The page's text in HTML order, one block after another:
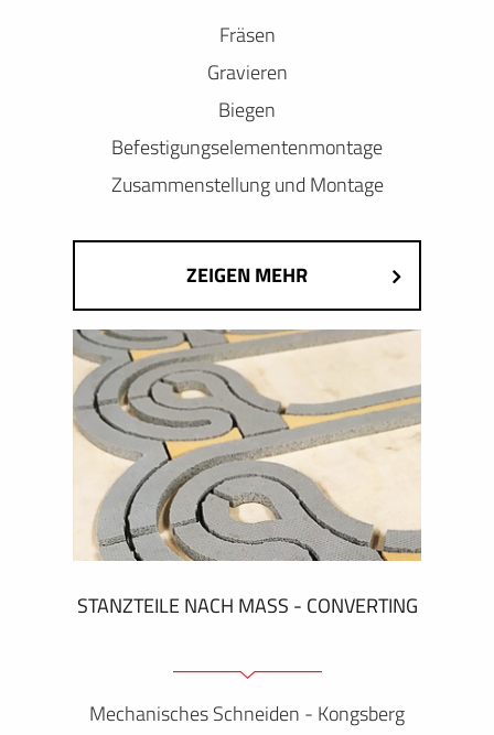
Fräsen
Gravieren
Biegen
Befestigungselementenmontage
Zusammenstellung und Montage
ZEIGEN MEHR
STANZTEILE NACH MASS - CONVERTING
Mechanisches Schneiden - Kongsberg